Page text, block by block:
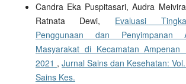
Candra Eka Puspitasari, Audra
Ratnata Dewi, Evaluasi
Penggunaan dan Penyimpanan
Masyarakat di Kecamatan Ampenan
2021 , Jurnal Sains dan Kesehatan:
Sains Kes.